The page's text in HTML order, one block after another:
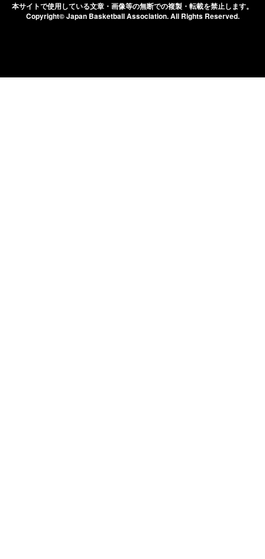
本サイトで使用している文章・画像等の無断での複製・転載を禁止します。
Copyright© Japan Basketball Association.All Rights Reserved.